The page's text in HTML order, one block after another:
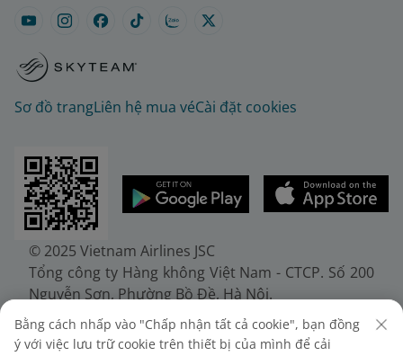
Sơ đồ trangLiên hệ mua véCài đặt cookies
© 2025 Vietnam Airlines JSC
Tổng công ty Hàng không Việt Nam - CTCP. Số 200
Nguyễn Sơn, Phường Bồ Đề, Hà Nội.
Điện thoại: (+84-24) 38272289. Fax: (+84-24)
38722375
Bằng cách nhấp vào "Chấp nhận tất cả cookie", bạn đồng
ý với việc lưu trữ cookie trên thiết bị của mình để cải